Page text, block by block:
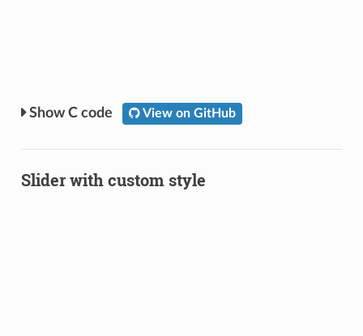
C code View on GitHub
Slider with custom style